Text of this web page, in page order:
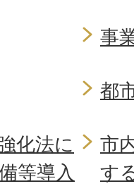
事
都
化法に
等導入
市
す